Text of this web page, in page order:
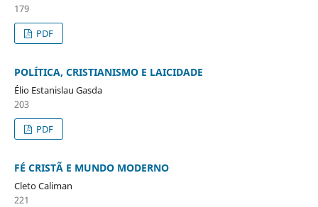
179
PDF
POLÍTICA, CRISTIANISMO E LAICIDADE
Élio Estanislau Gasda
203
PDF
FÉ CRISTÃ E MUNDO MODERNO
Cleto Caliman
221